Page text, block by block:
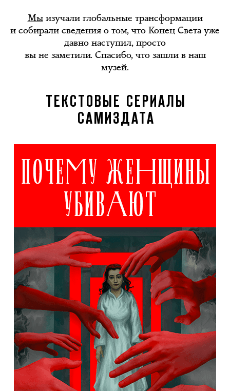
Мыизучали глобальные трансформации
и собирали сведения о том, что Конец Света уже
давно наступил, просто
вы не заметили. Спасибо, что зашли в наш
музей.
ТЕКСТОВЫЕ СЕРИАЛЫ
САМИЗДАТА